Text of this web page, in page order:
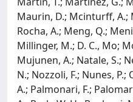
Maurin, D.; Mcinturff, A.;
Rocha, A.; Meng, Q.;
Millinger, M.; D. C., Mo;
Mujunen, A.; Natale, S.;
N.; Nozzoli, F.; Nunes, P.;
A.; Palmonari, F.;